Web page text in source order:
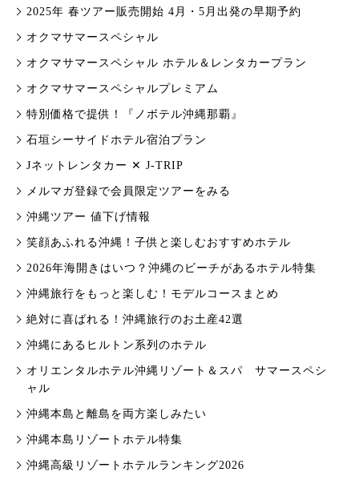
2025年 春ツアー販売開始 4月・5月出発の早期予約
オクマサマースペシャル
オクマサマースペシャル ホテル＆レンタカープラン
オクマサマースペシャルプレミアム
特別価格で提供！『ノボテル沖縄那覇』
石垣シーサイドホテル宿泊プラン
Jネットレンタカー ✕ J-TRIP
メルマガ登録で会員限定ツアーをみる
沖縄ツアー 値下げ情報
笑顔あふれる沖縄！子供と楽しむおすすめホテル
2026年海開きはいつ？沖縄のビーチがあるホテル特集
沖縄旅行をもっと楽しむ！モデルコースまとめ
絶対に喜ばれる！沖縄旅行のお土産42選
沖縄にあるヒルトン系列のホテル
オリエンタルホテル沖縄リゾート＆スパ サマースペシ
ャル
沖縄本島と離島を両方楽しみたい
沖縄本島リゾートホテル特集
沖縄高級リゾートホテルランキング2026